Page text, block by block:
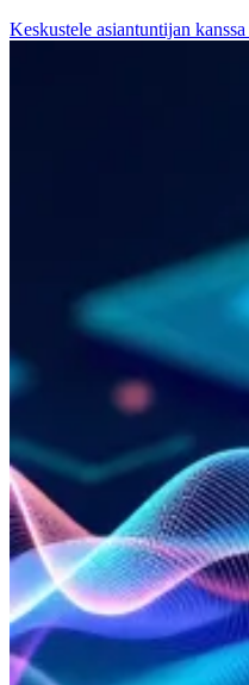
Keskustele asiantuntijan kanssa